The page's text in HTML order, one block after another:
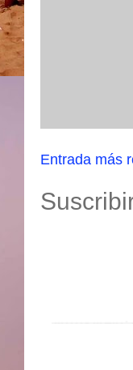
Entrada más